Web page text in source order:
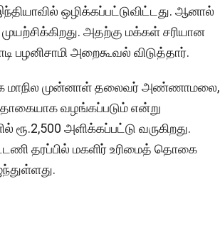
ஒழிக்கப்பட்டுவிட்டது. ஆனால்
அதற்கு மக்கள் சரியான
பழனிசாமி அறைகூவல் விடுத்தார்.
மாநில முன்னாள் தலைவர் அண்ணாமலை,
தொகையாக வழங்கப்படும் என்று
ரூ.2,500 அளிக்கப்பட்டு வருகிறது.
தரப்பில் மகளிர் உரிமைத் தொகை